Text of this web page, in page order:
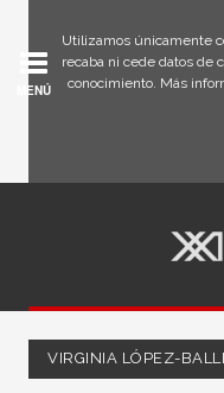
Utilizamos únicamente
recaba ni cede datos de
conocimiento. Más
MENÚ
VIRGINIA LÓPEZ-